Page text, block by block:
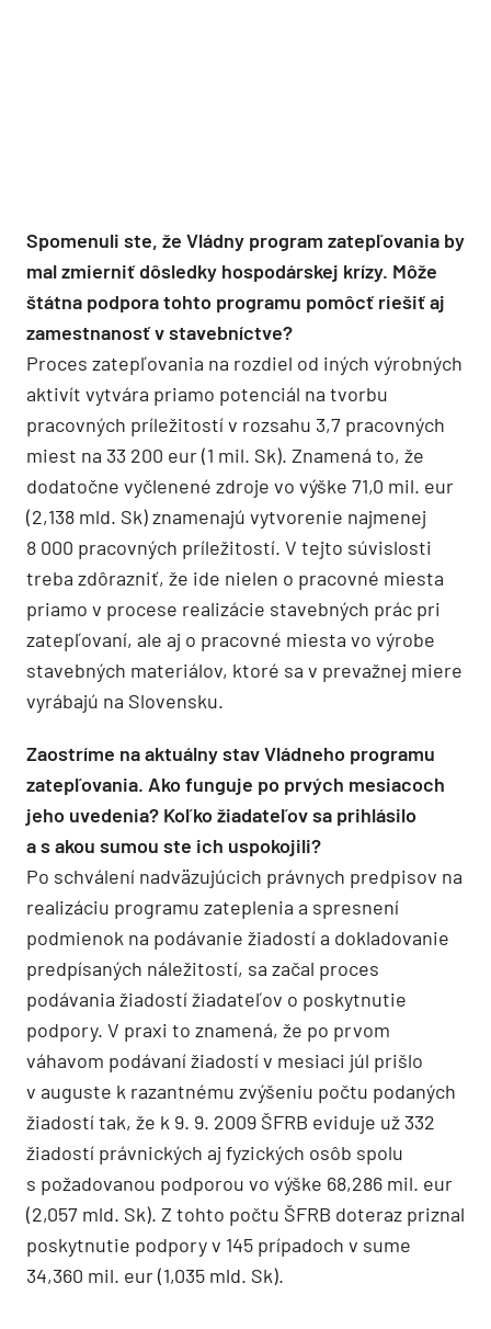
Spomenuli ste, že Vládny program zatepľovania by
mal zmierniť dôsledky hospodárskej krízy. Môže
štátna podpora tohto programu pomôcť riešiť aj
zamestnanosť v stavebníctve?
Proces zatepľovania na rozdiel od iných výrobných
aktivít vytvára priamo potenciál na tvorbu
pracovných príležitostí v rozsahu 3,7 pracovných
miest na 33 200 eur (1 mil. Sk). Znamená to, že
dodatočne vyčlenené zdroje vo výške 71,0 mil. eur
(2,138 mld. Sk) znamenajú vytvorenie najmenej
8 000 pracovných príležitostí. V tejto súvislosti
treba zdôrazniť, že ide nielen o pracovné miesta
priamo v procese realizácie stavebných prác pri
zatepľovaní, ale aj o pracovné miesta vo výrobe
stavebných materiálov, ktoré sa v prevažnej miere
vyrábajú na Slovensku.
Zaostríme na aktuálny stav Vládneho programu
zatepľovania. Ako funguje po prvých mesiacoch
jeho uvedenia? Koľko žiadateľov sa prihlásilo
a s akou sumou ste ich uspokojili?
Po schválení nadväzujúcich právnych predpisov na
realizáciu programu zateplenia a spresnení
podmienok na podávanie žiadostí a dokladovanie
predpísaných náležitostí, sa začal proces
podávania žiadostí žiadateľov o poskytnutie
podpory. V praxi to znamená, že po prvom
váhavom podávaní žiadostí v mesiaci júl prišlo
v auguste k razantnému zvýšeniu počtu podaných
žiadostí tak, že k 9. 9. 2009 ŠFRB eviduje už 332
žiadostí právnických aj fyzických osôb spolu
s požadovanou podporou vo výške 68,286 mil. eur
(2,057 mld. Sk). Z tohto počtu ŠFRB doteraz priznal
poskytnutie podpory v 145 prípadoch v sume
34,360 mil. eur (1,035 mld. Sk).